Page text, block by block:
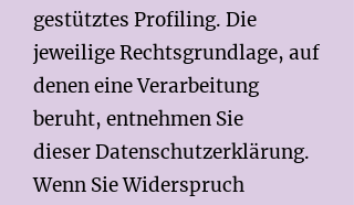
gestütztes Profiling. Die
jeweilige Rechtsgrundlage, auf
denen eine Verarbeitung
beruht, entnehmen Sie
dieser Datenschutzerklärung.
Wenn Sie Widerspruch